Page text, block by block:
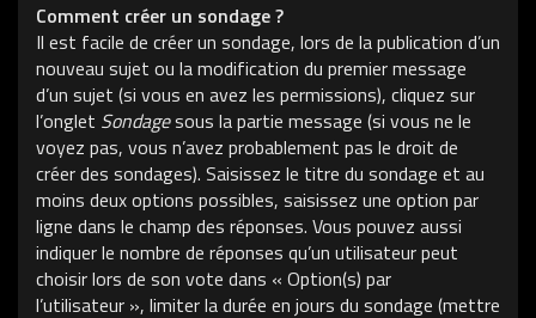
Comment créer un sondage ?
Il est facile de créer un sondage, lors de la publication d’un
nouveau sujet ou la modification du premier message
d’un sujet (si vous en avez les permissions), cliquez sur
l’onglet Sondagesous la partie message (si vous ne le
voyez pas, vous n’avez probablement pas le droit de
créer des sondages). Saisissez le titre du sondage et au
moins deux options possibles, saisissez une option par
ligne dans le champ des réponses. Vous pouvez aussi
indiquer le nombre de réponses qu’un utilisateur peut
choisir lors de son vote dans « Option(s) par
l’utilisateur », limiter la durée en jours du sondage (mettre